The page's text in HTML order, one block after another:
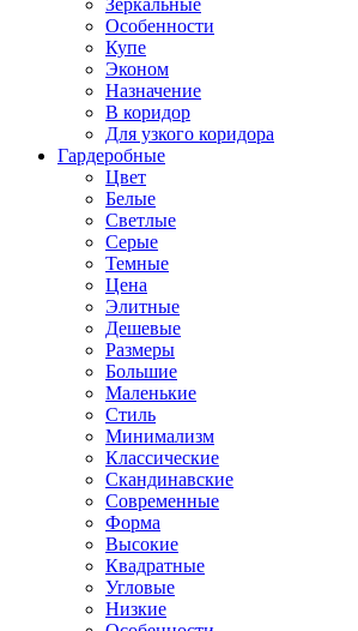
Зеркальные
Особенности
Купе
Эконом
Назначение
В коридор
Для узкого коридора
Гардеробные
Цвет
Белые
Светлые
Серые
Темные
Цена
Элитные
Дешевые
Размеры
Большие
Маленькие
Стиль
Минимализм
Классические
Скандинавские
Современные
Форма
Высокие
Квадратные
Угловые
Низкие